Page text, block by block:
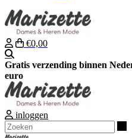
€0,00
Gratis verzending binnen
euro
inloggen